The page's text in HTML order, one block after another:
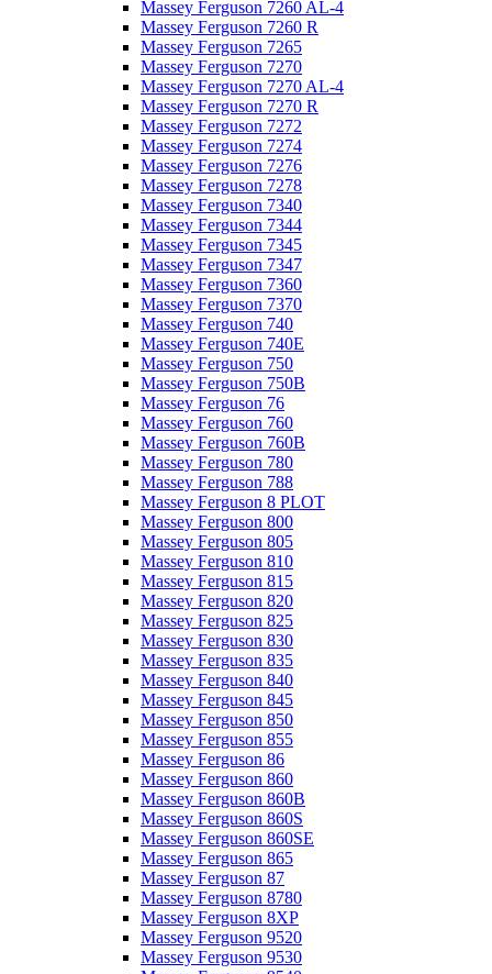
Massey Ferguson 7260 AL-4
Massey Ferguson 7260 R
Massey Ferguson 7265
Massey Ferguson 7270
Massey Ferguson 7270 AL-4
Massey Ferguson 7270 R
Massey Ferguson 7272
Massey Ferguson 7274
Massey Ferguson 7276
Massey Ferguson 7278
Massey Ferguson 7340
Massey Ferguson 7344
Massey Ferguson 7345
Massey Ferguson 7347
Massey Ferguson 7360
Massey Ferguson 7370
Massey Ferguson 740
Massey Ferguson 740E
Massey Ferguson 750
Massey Ferguson 750B
Massey Ferguson 76
Massey Ferguson 760
Massey Ferguson 760B
Massey Ferguson 780
Massey Ferguson 788
Massey Ferguson 8 PLOT
Massey Ferguson 800
Massey Ferguson 805
Massey Ferguson 810
Massey Ferguson 815
Massey Ferguson 820
Massey Ferguson 825
Massey Ferguson 830
Massey Ferguson 835
Massey Ferguson 840
Massey Ferguson 845
Massey Ferguson 850
Massey Ferguson 855
Massey Ferguson 86
Massey Ferguson 860
Massey Ferguson 860B
Massey Ferguson 860S
Massey Ferguson 860SE
Massey Ferguson 865
Massey Ferguson 87
Massey Ferguson 8780
Massey Ferguson 8XP
Massey Ferguson 9520
Massey Ferguson 9530